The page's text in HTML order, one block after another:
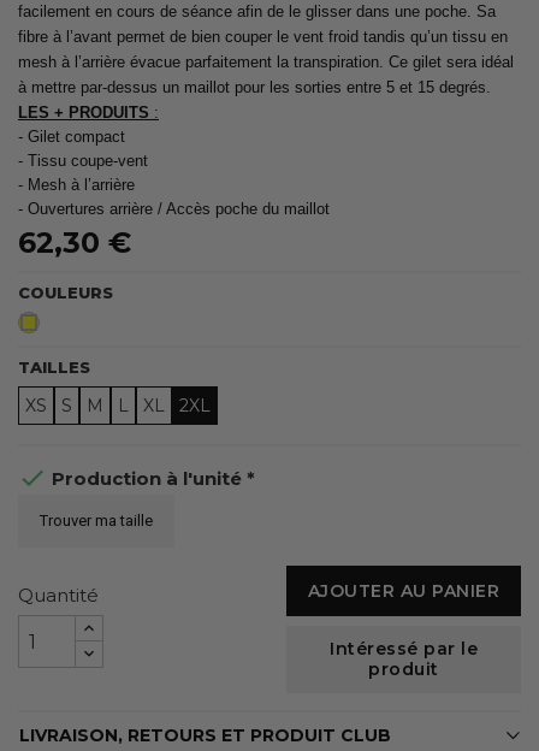
facilement en cours de séance afin de le glisser dans une poche. Sa
fibre à l’avant permet de bien couper le vent froid tandis qu’un tissu en
mesh à l’arrière évacue parfaitement la transpiration. Ce gilet sera idéal
à mettre par-dessus un maillot pour les sorties entre 5 et 15 degrés.
LES + PRODUITS :
- Gilet compact
- Tissu coupe-vent
- Mesh à l’arrière
- Ouvertures arrière / Accès poche du maillot
62,30 €
COULEURS
Jaune
TAILLES
XS S M L XL 2XL
 Production à l'unité *
Trouver ma taille
Quantité AJOUTER AU PANIER
Intéressé par le
produit
LIVRAISON, RETOURS ET PRODUIT CLUB